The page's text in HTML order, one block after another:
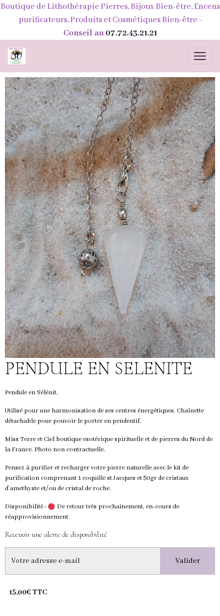
Boutique de Lithothérapie Pierres, Bijoux Bien-être, Encens
purificateurs, Produits et Cosmétiques Bien-être -
Conseil au 07.72.43.21.21
PENDULE EN SELENITE
Pendule en Sélénit.
Utilisé pour une harmonisation de ses centres énergétiques. Chaînette
détachable pour pouvoir le porter en pendentif.
Miss Terre et Ciel boutique esotérique spirituelle et de pierres du Nord de
la France. Photo non contractuelle.
Pensez à purifier et recharger votre pierre naturelle avec le kit de
purification comprenant 1 coquille st Jacques et 50gr de cristaux
d'amethyste et/ou de cristal de roche.
Disponibilité :
De retour très prochainement, en-cours de
réapprovisionnement
Recevoir une alerte de disponibilité
Valider
15,00€ TTC